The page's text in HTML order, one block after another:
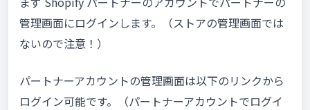
管理画面にログインします。（ストアの管理画面では
ないので注意！）
パートナーアカウントの管理画面は以下のリンクから
ログイン可能です。（パートナーアカウントでログイ